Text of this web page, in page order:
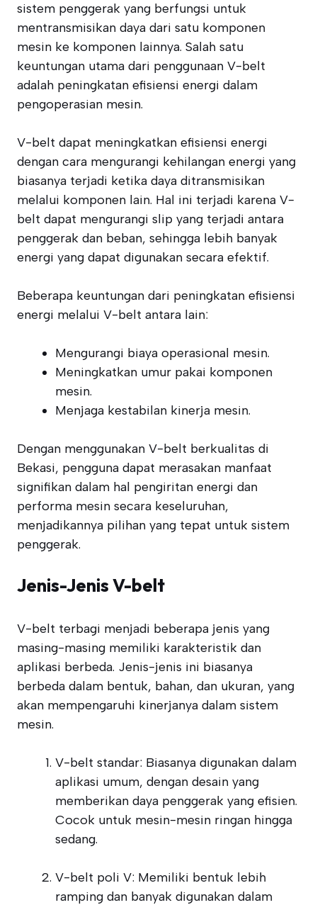
sistem penggerak yang berfungsi untuk
mentransmisikan daya dari satu komponen
mesin ke komponen lainnya. Salah satu
keuntungan utama dari penggunaan V-belt
adalah peningkatan efisiensi energi dalam
pengoperasian mesin.
V-belt dapat meningkatkan efisiensi energi
dengan cara mengurangi kehilangan energi yang
biasanya terjadi ketika daya ditransmisikan
melalui komponen lain. Hal ini terjadi karena V-
belt dapat mengurangi slip yang terjadi antara
penggerak dan beban, sehingga lebih banyak
energi yang dapat digunakan secara efektif.
Beberapa keuntungan dari peningkatan efisiensi
energi melalui V-belt antara lain:
Mengurangi biaya operasional mesin.
Meningkatkan umur pakai komponen
mesin.
Menjaga kestabilan kinerja mesin.
Dengan menggunakan V-belt berkualitas di
Bekasi, pengguna dapat merasakan manfaat
signifikan dalam hal pengiritan energi dan
performa mesin secara keseluruhan,
menjadikannya pilihan yang tepat untuk sistem
penggerak.
Jenis-Jenis V-belt
V-belt terbagi menjadi beberapa jenis yang
masing-masing memiliki karakteristik dan
aplikasi berbeda. Jenis-jenis ini biasanya
berbeda dalam bentuk, bahan, dan ukuran, yang
akan mempengaruhi kinerjanya dalam sistem
mesin.
V-belt standar: Biasanya digunakan dalam
aplikasi umum, dengan desain yang
memberikan daya penggerak yang efisien.
Cocok untuk mesin-mesin ringan hingga
sedang.
V-belt poli V: Memiliki bentuk lebih
ramping dan banyak digunakan dalam